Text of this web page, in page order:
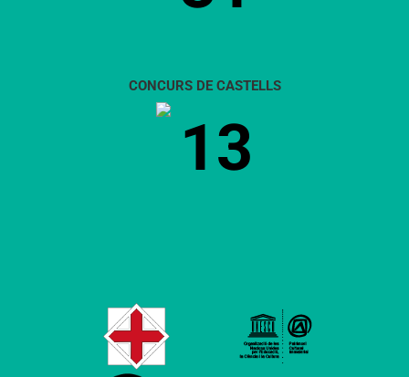
CONCURS DE CASTELLS
13